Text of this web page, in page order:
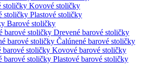
Kovové stoličky
Plastové stoličky
Barové stoličky
Drevené barové stoličky
Čalúnené barové stoličky
Kovové barové stoličky
Plastové barové stoličky